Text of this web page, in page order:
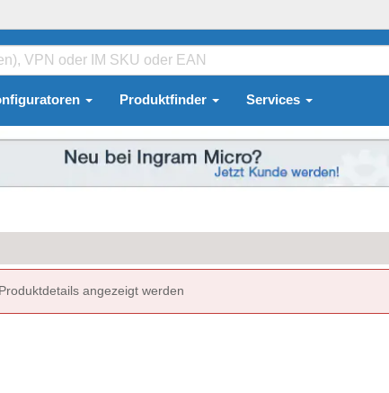
Produktfinder Services
angezeigt werden